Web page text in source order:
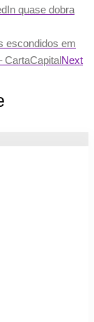
quase dobra
escondidos em
CartaCapitalNext